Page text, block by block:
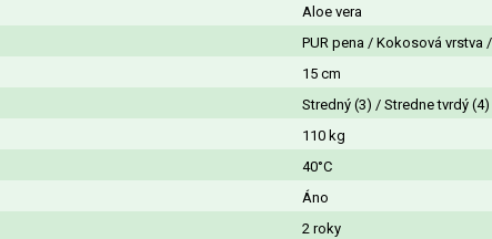
Aloe vera
PUR pena / Kokosová vrstva
15 cm
Stredný (3) / Stredne tvrdý (4)
110 kg
40°C
Áno
2 roky